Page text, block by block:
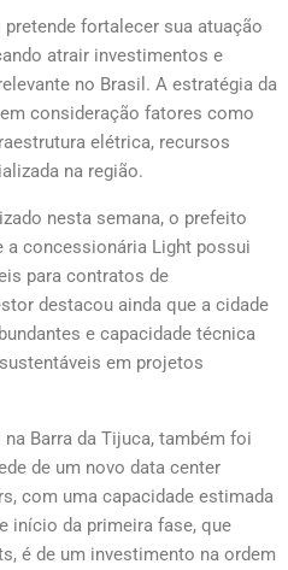
fortalecer sua atuação
atrair investimentos e
no Brasil. A estratégia da
consideração fatores como
elétrica, recursos
na região.
nesta semana, o prefeito
a concessionária Light possui
para contratos de
destacou ainda que a cidade
e capacidade técnica
em projetos
Barra da Tijuca, também foi
de um novo data center
com uma capacidade estimada
início da primeira fase, que
é de um investimento na ordem